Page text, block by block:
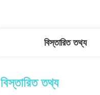
বিস্তারিত তথ্য
বিস্তারিত তথ্য